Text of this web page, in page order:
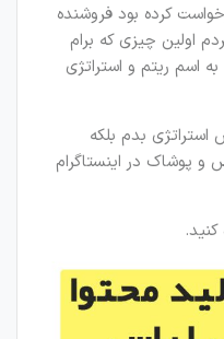
کرده بود فروشنده
اولین چیزی که برام
اسم ریتم و استراتژی
بدم بلکه
پوشاک در اینستاگرام